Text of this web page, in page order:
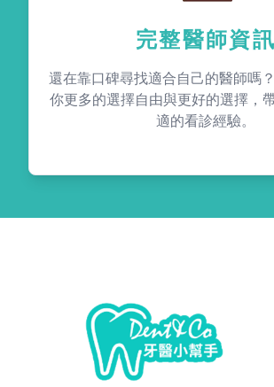
完整醫師資訊
還在靠口碑尋找適合自己的醫師嗎
你更多的選擇自由與更好的選擇，
適的看診經驗。